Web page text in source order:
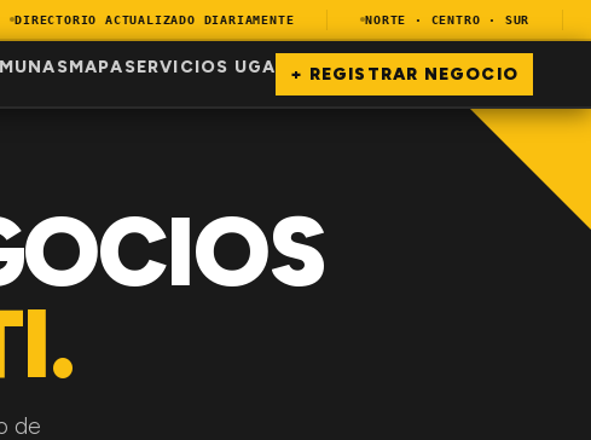
ACTUALIZADO DIARIAMENTE NORTE · CENTRO · SUR
MAPASERVICIOS UGA + REGISTRAR NEGOCIO
de